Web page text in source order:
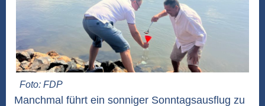
Foto: FDP
Manchmal führt ein sonniger Sonntagsausflug zu